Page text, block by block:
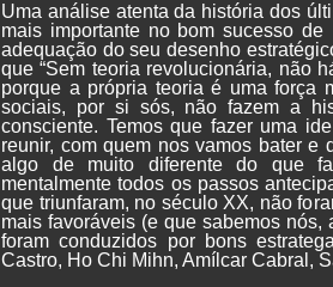
Uma análise atenta da história dos
mais importante no bom sucesso
adequação do seu desenho
que “Sem teoria revolucionária, não
porque a própria teoria é uma força
sociais, por si sós, não fazem a
consciente. Temos que fazer uma
reunir, com quem nos vamos bater e
algo de muito diferente do que
mentalmente todos os passos
que triunfaram, no século XX, não
mais favoráveis (e que sabemos
foram conduzidos por bons
Castro, Ho Chi Mihn, Amílcar Cabral,